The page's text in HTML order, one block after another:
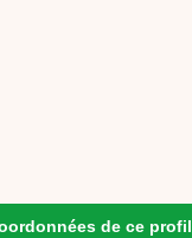
de ce profil